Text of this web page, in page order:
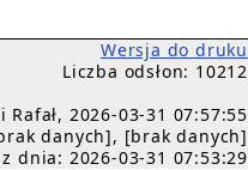
Wersja do druku
Liczba odsłon: 10212
Rafał, 2026-03-31 07:57:55
danych], [brak danych]
dnia: 2026-03-31 07:53:29